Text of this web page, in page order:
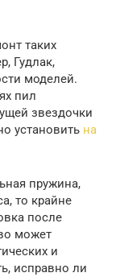
таких
Гудлак,
моделей.
пил
звездочки
установить на
пружина,
то крайне
после
может
и
исправно ли